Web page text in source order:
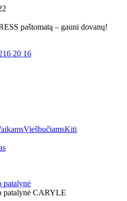
paštomatą – gauni dovanų!
20 16
ViešbučiamsKiti
patalynė
patalynė CARYLE